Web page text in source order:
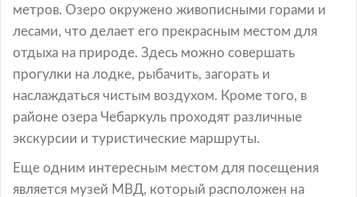
метров. Озеро окружено живописными горами и
лесами, что делает его прекрасным местом для
отдыха на природе. Здесь можно совершать
прогулки на лодке, рыбачить, загорать и
наслаждаться чистым воздухом. Кроме того, в
районе озера Чебаркуль проходят различные
экскурсии и туристические маршруты.
Еще одним интересным местом для посещения
является музей МВД, который расположен на